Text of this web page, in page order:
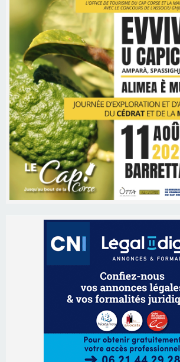
Les brèves
Ucciani – Marché des
Corte – L’association A Nuciola
projection sous les étoiles